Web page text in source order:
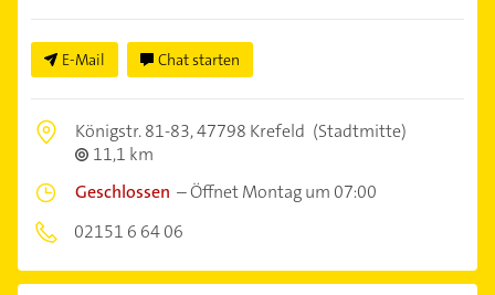
E-Mail Chat starten
Königstr. 81-83,47798 Krefeld (Stadtmitte)
11,1 km
Geschlossen –Öffnet Montag um 07:00
02151 6 64 06